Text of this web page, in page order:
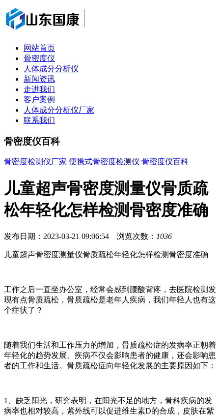
网站首页
骨密度仪
人体成分分析仪
新闻资讯
走进我们
客户案例
人体成分分析仪厂家
联系我们
骨密度仪百科
骨密度检测仪厂家 便携式骨密度检测仪 骨密度仪百科
儿童超声骨密度测量仪骨质疏
松年轻化怎样检测骨密度准确
发布日期：2023-03-21 09:06:54 浏览次数： 1036
儿童超声骨密度测量仪骨质疏松年轻化怎样检测骨密度准确
工作之后一直坐办公室，经常会感到腰酸背疼，去医院检测发
现有点骨质疏松，骨质疏松是老年人疾病，我们年轻人也有这
个症状了？
随着我们生活和工作压力的增加，骨质疏松症的发病率正朝着
年轻化的趋势发展。疾病不仅会影响患者的健康，还会影响患
者的工作和生活。骨质疏松症向年轻化发展的主要原因如下：
1、缺乏阳光，研究表明，在阳光不足的地方，骨科疾病的发
病率也相对较高，紫外线可以促进维生素D的合成，皮肤在紫